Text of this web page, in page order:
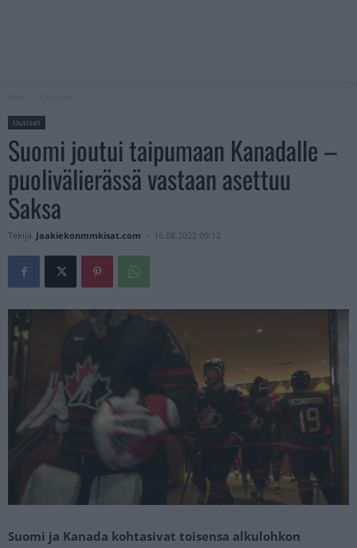
Uutiset
Suomi joutui taipumaan Kanadalle –
puolivälierässä vastaan asettuu
Saksa
Tekijä Jaakiekonmmkisat.com - 16.08.2022 09:12
Suomi ja Kanada kohtasivat toisensa alkulohkon